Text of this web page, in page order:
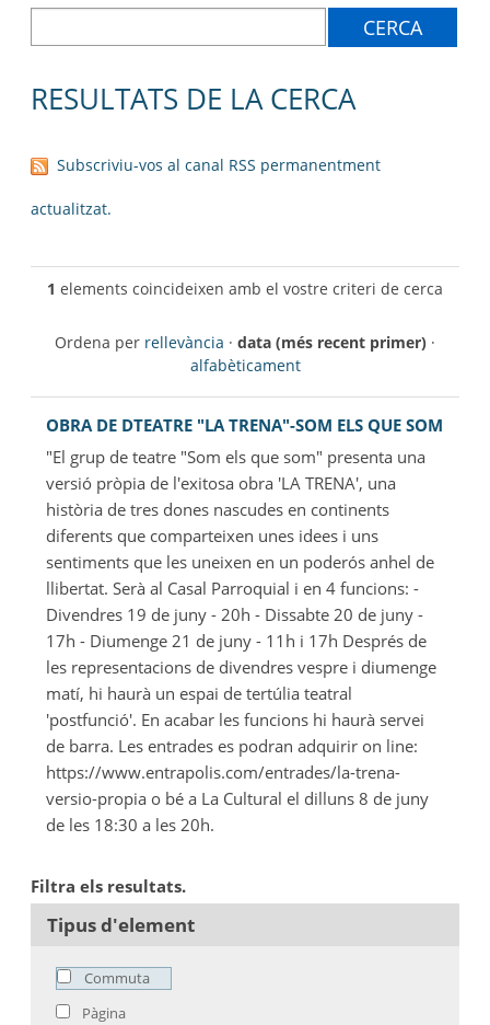
MUNICIPI
SEU ELECTRÒNICA
RESULTATS DE LA CERCA
Subscriviu-vos al canal RSS permanentment
actualitzat.
1 elements coincideixen amb el vostre criteri de cerca
Ordena per rellevància · data (més recent primer) ·
alfabèticament
OBRA DE DTEATRE "LA TRENA"-SOM ELS QUE SOM
"El grup de teatre "Som els que som" presenta una
versió pròpia de l'exitosa obra 'LA TRENA', una
història de tres dones nascudes en continents
diferents que comparteixen unes idees i uns
sentiments que les uneixen en un poderós anhel de
llibertat. Serà al Casal Parroquial i en 4 funcions: -
Divendres 19 de juny - 20h - Dissabte 20 de juny -
17h - Diumenge 21 de juny - 11h i 17h Després de
les representacions de divendres vespre i diumenge
matí, hi haurà un espai de tertúlia teatral
'postfunció'. En acabar les funcions hi haurà servei
de barra. Les entrades es podran adquirir on line:
https://www.entrapolis.com/entrades/la-trena-
versio-propia o bé a La Cultural el dilluns 8 de juny
de les 18:30 a les 20h.
Filtra els resultats.
Tipus d'element
Commuta
Pàgina